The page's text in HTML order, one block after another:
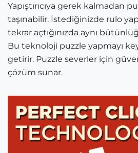
Yapıştırıcıya gerek kalmadan
taşınabilir. İstediğinizde rulo
tekrar açtığınızda aynı
Bu teknoloji puzzle yapmayı
getirir. Puzzle severler için
çözüm sunar.